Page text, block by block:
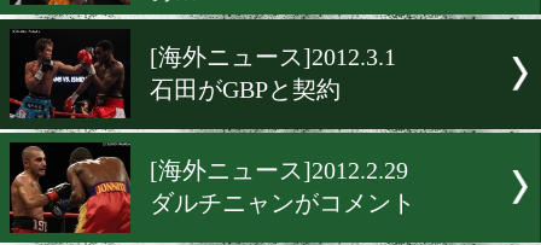
[試合結果]2012.3.4
モンティエル再起戦